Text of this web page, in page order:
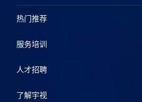
热门推荐
服务培训
人才招聘
了解宇视